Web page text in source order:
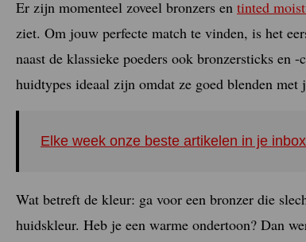
Er zijn momenteel zoveel bronzers en tinted
ziet. Om jouw perfecte match te vinden, is het
naast de klassieke poeders ook bronzersticks en
huidtypes ideaal zijn omdat ze goed blenden
Elke week onze beste artikelen in je
Wat betreft de kleur: ga voor een bronzer die
huidskleur. Heb je een warme ondertoon? Dan